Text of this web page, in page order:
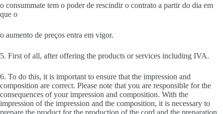
o consummate tem o poder de rescindir o contrato a partir do dia em
que o
o aumento de preços entra em vigor.
5. First of all, after offering the products or services including IVA.
6. To do this, it is important to ensure that the impression and
composition are correct. Please note that you are responsible for the
consequences of your impression and composition. With the
impression of the impression and the composition, it is necessary to
prepare the product for the production of the cord and the preparation.